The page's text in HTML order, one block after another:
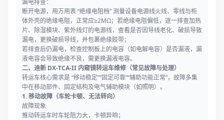
漏电排查：
断开电源，用万用表 “绝缘电阻档” 测量设备电源线火线、零线与柜
体外壳的绝缘电阻，正常应≥2MΩ；若绝缘电阻偏低，逐一排查加热
片、除湿模块、紫外线灯的电源线，查看是否因导线老化、破损导致
漏电，更换破损导线，并包裹绝缘胶带；
若排查后仍漏电，检查控制板上的电容（如电解电容）是否漏液，漏
液电容会导致绝缘不良，需更换漏液电容。
二、迪新 DX-TCA-II 内窥镜转运车维修（常见故障与处理）
转运车核心需求是 “移动稳定”“固定可靠”“辅助功能正常”，故障多集
中在移动部件、固定结构及电气辅助模块（如照明）。
1. 移动故障（车轮卡顿、无法转向）
故障现象
推动转运车时车轮阻力大，卡顿异响；